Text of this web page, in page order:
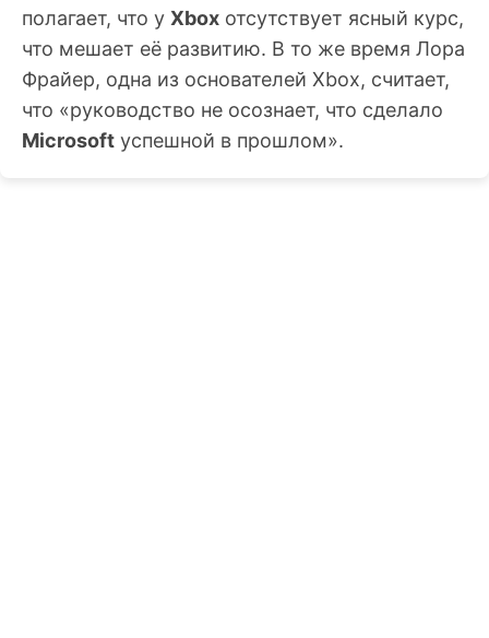
полагает, что у Xbox отсутствует ясный курс,
что мешает её развитию. В то же время Лора
Фрайер, одна из основателей Xbox, считает,
что «руководство не осознает, что сделало
Microsoft успешной в прошлом».